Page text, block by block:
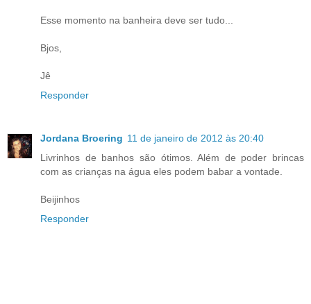
Esse momento na banheira deve ser tudo...
Bjos,
Jê
Responder
Jordana Broering 11 de janeiro de 2012 às 20:40
Livrinhos de banhos são ótimos. Além de poder brincas
com as crianças na água eles podem babar a vontade.
Beijinhos
Responder